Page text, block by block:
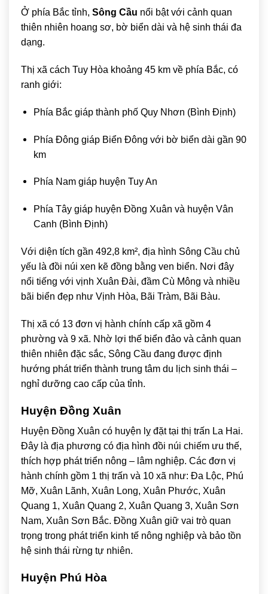
Ở phía Bắc tỉnh, Sông Cầu nổi bật với cảnh quan
thiên nhiên hoang sơ, bờ biển dài và hệ sinh thái đa
dạng.
Thị xã cách Tuy Hòa khoảng 45 km về phía Bắc, có
ranh giới:
Phía Bắc giáp thành phố Quy Nhơn (Bình Định)
Phía Đông giáp Biển Đông với bờ biển dài gần 90
km
Phía Nam giáp huyện Tuy An
Phía Tây giáp huyện Đồng Xuân và huyện Vân
Canh (Bình Định)
Với diện tích gần 492,8 km², địa hình Sông Cầu chủ
yếu là đồi núi xen kẽ đồng bằng ven biển. Nơi đây
nổi tiếng với vịnh Xuân Đài, đầm Cù Mông và nhiều
bãi biển đẹp như Vịnh Hòa, Bãi Tràm, Bãi Bàu.
Thị xã có 13 đơn vị hành chính cấp xã gồm 4
phường và 9 xã. Nhờ lợi thế biển đảo và cảnh quan
thiên nhiên đặc sắc, Sông Cầu đang được định
hướng phát triển thành trung tâm du lịch sinh thái –
nghỉ dưỡng cao cấp của tỉnh.
Huyện Đồng Xuân
Huyện Đồng Xuân có huyện lỵ đặt tại thị trấn La Hai.
Đây là địa phương có địa hình đồi núi chiếm ưu thế,
thích hợp phát triển nông – lâm nghiệp. Các đơn vị
hành chính gồm 1 thị trấn và 10 xã như: Đa Lộc, Phú
Mỡ, Xuân Lãnh, Xuân Long, Xuân Phước, Xuân
Quang 1, Xuân Quang 2, Xuân Quang 3, Xuân Sơn
Nam, Xuân Sơn Bắc. Đồng Xuân giữ vai trò quan
trọng trong phát triển kinh tế nông nghiệp và bảo tồn
hệ sinh thái rừng tự nhiên.
Huyện Phú Hòa